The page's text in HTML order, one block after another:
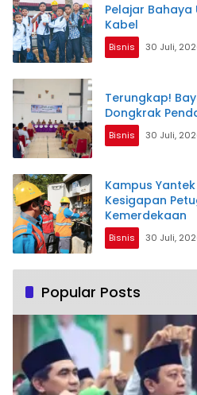
Pelajar
Kabel
Bisnis 30 Juli,
Terungkap!
Dongkrak
Bisnis 30 Juli,
Kampus Yantek
Kesigapan
Kemerdekaan
Bisnis 30 Juli,
Popular Posts